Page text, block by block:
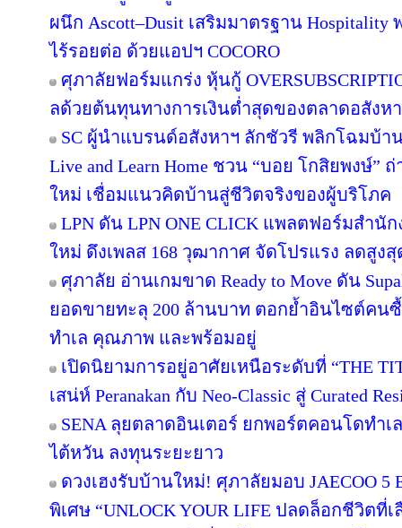
ผนึก Ascott–Dusit เสริมมาตรฐาน
ไร้รอยต่อ ด้วยแอปฯ COCORO
ศุภาลัยฟอร์มแกร่ง หุ้นกู้
ลด้วยต้นทุนทางการเงินต่ำสุดของตลาดอสังห
SC ผู้นำแบรนด์อสังหาฯ ลักชัวรี พลิกโฉมบ้า
Live and Learn Home ชวน “บอย โกสิยพงษ์”
ใหม่ เชื่อมแนวคิดบ้านสู่ชีวิตจริงของผู้บริโภค
LPN ดัน LPN ONE CLICK แพลตฟอร์มสำนั
ใหม่ ดึงเพลส 168 วุฒากาศ จัดโปรแรง ลดสูงสุ
ศุภาลัย อ่านเกมขาด Ready to Move ดัน
ยอดขายทะลุ 200 ล้านบาท ตอกย้ำอินไซต์คน
ทำเล คุณภาพ และพร้อมอยู่
เปิดนิยามการอยู่อาศัยเหนือระดับที่ “THE
เสน่ห์ Peranakan กับ Neo-Classic สู่ Curated
SENA ลุยตลาดอินเตอร์ ยกพอร์ตคอนโดทำเ
ไต้หวัน ลงทุนระยะยาว
ดวงเฮงรับบ้านใหม่! ศุภาลัยมอบ JAECOO
พิเศษ “UNLOCK YOUR LIFE ปลดล็อกชีวิตที่เ